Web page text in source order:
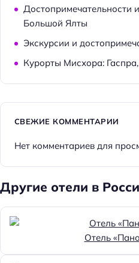
Достопримечательности
Большой Ялты
Экскурсии и
Курорты Мисхора:
СВЕЖИЕ КОММЕНТАРИИ
Нет комментариев для
Другие отели в
Отель